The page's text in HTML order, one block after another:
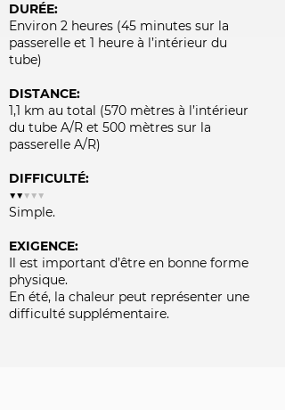
DURÉE:
Environ 2 heures (45 minutes sur la
passerelle et 1 heure à l’intérieur du
tube)
DISTANCE:
1,1 km au total (570 mètres à l’intérieur
du tube A/R et 500 mètres sur la
passerelle A/R)
DIFFICULTÉ:
▼▼▼▼▼
Simple.
EXIGENCE:
Il est important d’être en bonne forme
physique.
En été, la chaleur peut représenter une
difficulté supplémentaire.